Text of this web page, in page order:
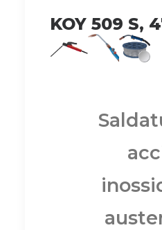
KOY 509 S,